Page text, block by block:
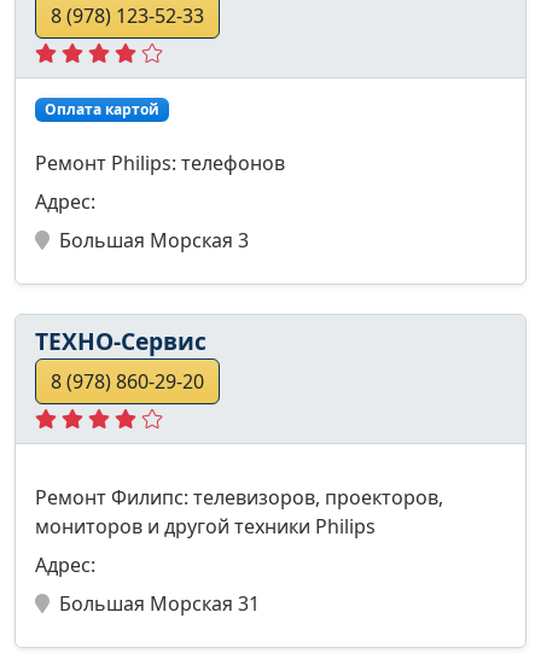
8 (978) 123-52-33
Оплата картой
Ремонт Philips: телефонов
Адрес:
Большая Морская 3
TEХНО-Сервис
8 (978) 860-29-20
Ремонт Филипс: телевизоров, проекторов,
мониторов и другой техники Philips
Адрес:
Большая Морская 31